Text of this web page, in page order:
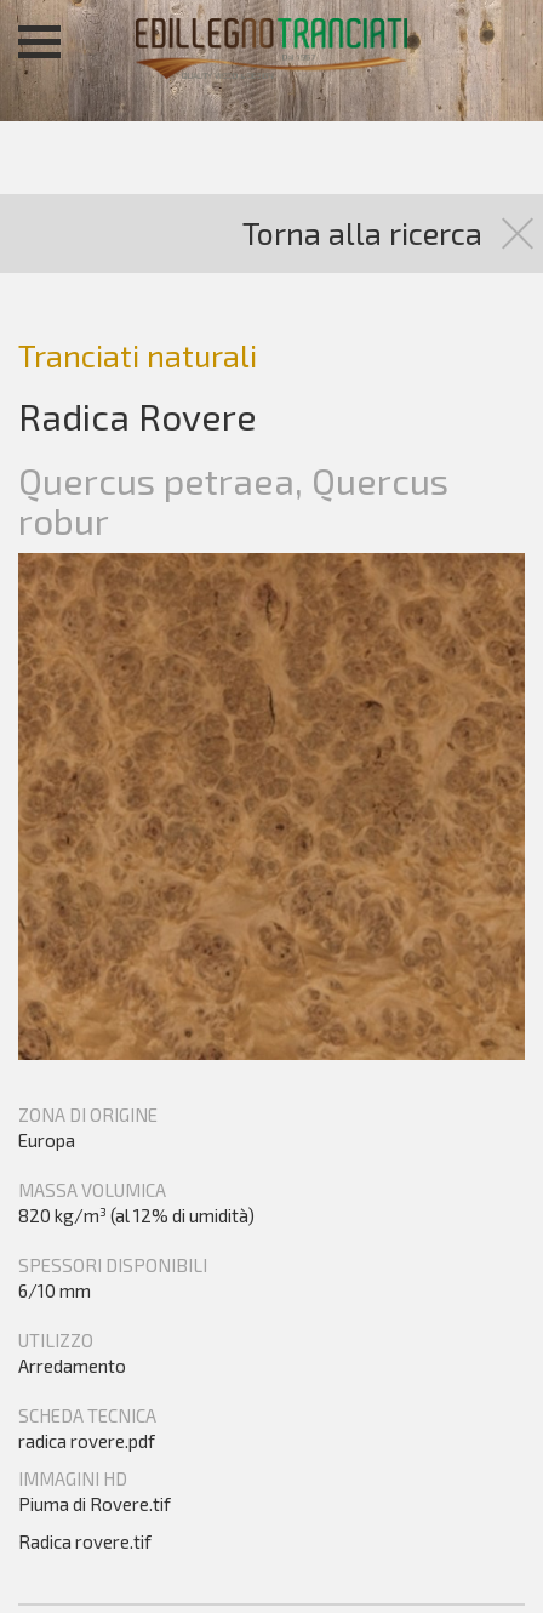
Torna alla ricerca
Tranciati naturali
Radica Rovere
Quercus petraea, Quercus
robur
ZONA DI ORIGINE
Europa
MASSA VOLUMICA
820 kg/m³ (al 12% di umidità)
SPESSORI DISPONIBILI
6/10 mm
UTILIZZO
Arredamento
SCHEDA TECNICA
radica rovere.pdf
IMMAGINI HD
Piuma di Rovere.tif
Radica rovere.tif